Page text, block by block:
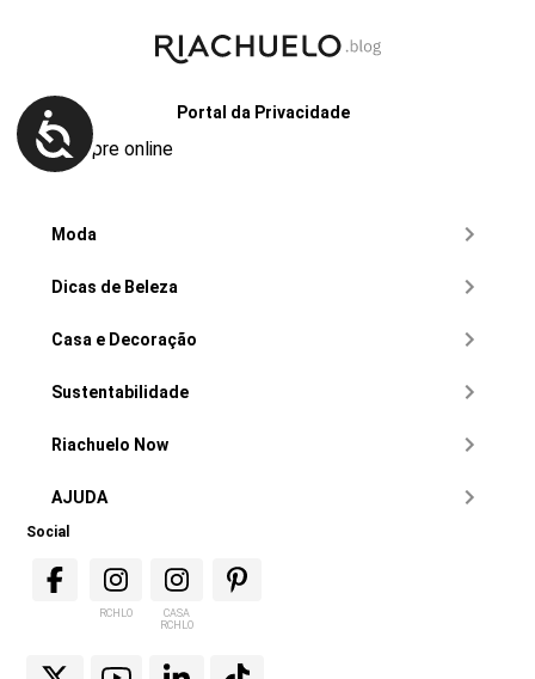
Portal da Privacidade
compre online
Moda
Dicas de Beleza
Casa e Decoração
Sustentabilidade
Riachuelo Now
AJUDA
Social
RCHLO
CASA
RCHLO